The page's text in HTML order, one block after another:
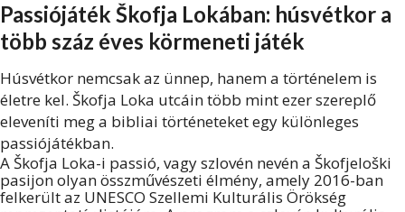
Passiójáték Škofja Lokában: húsvétkor a
több száz éves körmeneti játék
Húsvétkor nemcsak az ünnep, hanem a történelem is
életre kel. Škofja Loka utcáin több mint ezer szereplő
eleveníti meg a bibliai történeteket egy különleges
passiójátékban.
A Škofja Loka-i passió, vagy szlovén nevén a Škofjeloški
pasijon olyan összművészeti élmény, amely 2016-ban
felkerült az UNESCO Szellemi Kulturális Örökség